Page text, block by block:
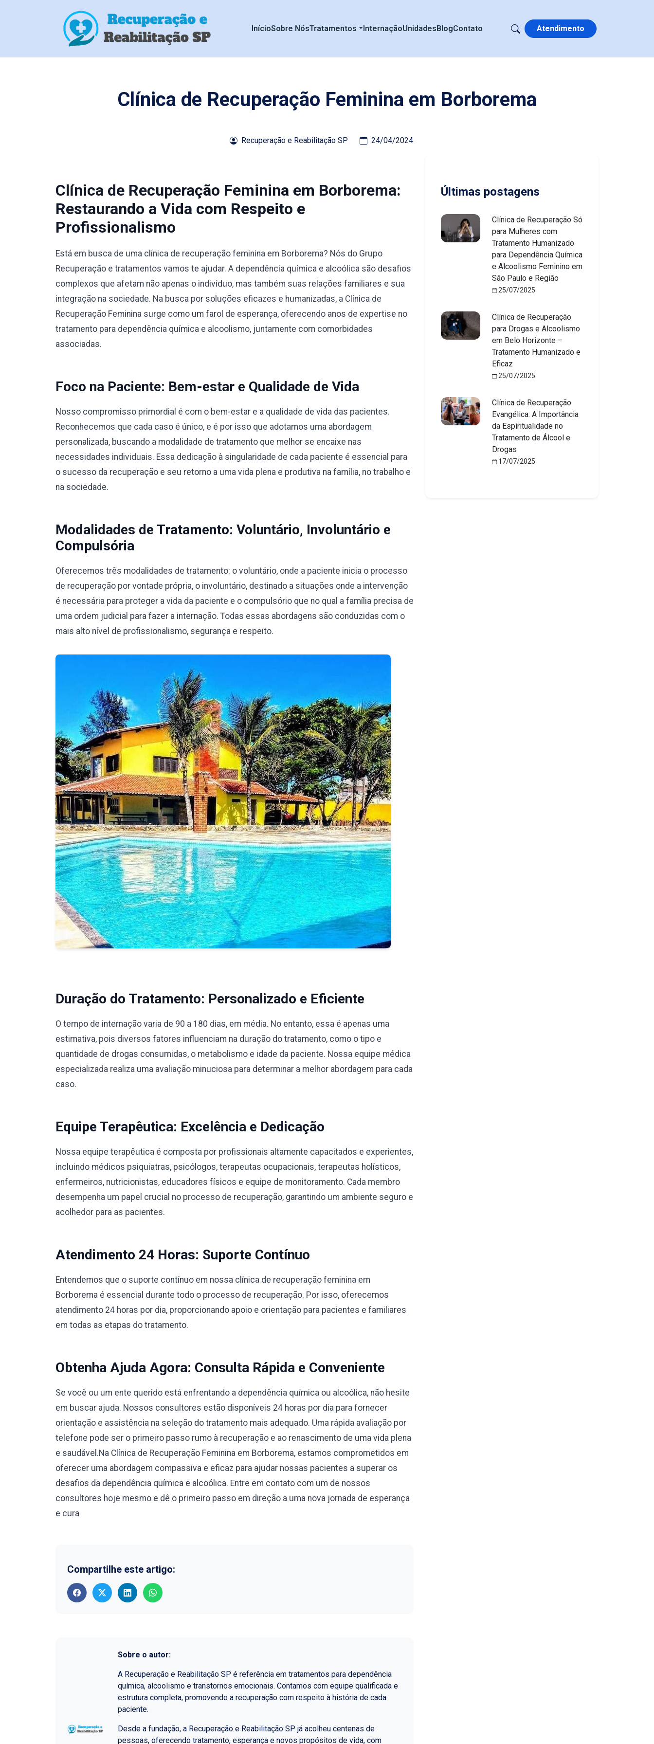
InícioSobre NósTratamentos InternaçãoUnidadesBlogContato Atendimento
Clínica de Recuperação Feminina em Borborema
Recuperação e Reabilitação SP 24/04/2024
Clínica de Recuperação Feminina em Borborema:
Restaurando a Vida com Respeito e
Profissionalismo
Está em busca de uma clínica de recuperação feminina em Borborema? Nós do Grupo
Recuperação e tratamentos vamos te ajudar. A dependência química e alcoólica são desafios
complexos que afetam não apenas o indivíduo, mas também suas relações familiares e sua
integração na sociedade. Na busca por soluções eficazes e humanizadas, a Clínica de
Recuperação Feminina surge como um farol de esperança, oferecendo anos de expertise no
tratamento para dependência química e alcoolismo, juntamente com comorbidades
associadas.
Foco na Paciente: Bem-estar e Qualidade de Vida
Nosso compromisso primordial é com o bem-estar e a qualidade de vida das pacientes.
Reconhecemos que cada caso é único, e é por isso que adotamos uma abordagem
personalizada, buscando a modalidade de tratamento que melhor se encaixe nas
necessidades individuais. Essa dedicação à singularidade de cada paciente é essencial para
o sucesso da recuperação e seu retorno a uma vida plena e produtiva na família, no trabalho e
na sociedade.
Modalidades de Tratamento: Voluntário, Involuntário e
Compulsória
Oferecemos três modalidades de tratamento: o voluntário, onde a paciente inicia o processo
de recuperação por vontade própria, o involuntário, destinado a situações onde a intervenção
é necessária para proteger a vida da paciente e o compulsório que no qual a família precisa de
uma ordem judicial para fazer a internação. Todas essas abordagens são conduzidas com o
mais alto nível de profissionalismo, segurança e respeito.
Duração do Tratamento: Personalizado e Eficiente
O tempo de internação varia de 90 a 180 dias, em média. No entanto, essa é apenas uma
estimativa, pois diversos fatores influenciam na duração do tratamento, como o tipo e
quantidade de drogas consumidas, o metabolismo e idade da paciente. Nossa equipe médica
especializada realiza uma avaliação minuciosa para determinar a melhor abordagem para cada
caso.
Equipe Terapêutica: Excelência e Dedicação
Nossa equipe terapêutica é composta por profissionais altamente capacitados e experientes,
incluindo médicos psiquiatras, psicólogos, terapeutas ocupacionais, terapeutas holísticos,
enfermeiros, nutricionistas, educadores físicos e equipe de monitoramento. Cada membro
desempenha um papel crucial no processo de recuperação, garantindo um ambiente seguro e
acolhedor para as pacientes.
Atendimento 24 Horas: Suporte Contínuo
Entendemos que o suporte contínuo em nossa clínica de recuperação feminina em
Borborema é essencial durante todo o processo de recuperação. Por isso, oferecemos
atendimento 24 horas por dia, proporcionando apoio e orientação para pacientes e familiares
em todas as etapas do tratamento.
Obtenha Ajuda Agora: Consulta Rápida e Conveniente
Se você ou um ente querido está enfrentando a dependência química ou alcoólica, não hesite
em buscar ajuda. Nossos consultores estão disponíveis 24 horas por dia para fornecer
orientação e assistência na seleção do tratamento mais adequado. Uma rápida avaliação por
telefone pode ser o primeiro passo rumo à recuperação e ao renascimento de uma vida plena
e saudável.Na Clínica de Recuperação Feminina em Borborema, estamos comprometidos em
oferecer uma abordagem compassiva e eficaz para ajudar nossas pacientes a superar os
desafios da dependência química e alcoólica. Entre em contato com um de nossos
consultores hoje mesmo e dê o primeiro passo em direção a uma nova jornada de esperança
e cura
Compartilhe este artigo:
Sobre o autor:
A Recuperação e Reabilitação SP é referência em tratamentos para dependência
química, alcoolismo e transtornos emocionais. Contamos com equipe qualificada e
estrutura completa, promovendo a recuperação com respeito à história de cada
paciente.
Desde a fundação, a Recuperação e Reabilitação SP já acolheu centenas de
pessoas, oferecendo tratamento, esperança e novos propósitos de vida, com
Últimas postagens
Clínica de Recuperação Só
para Mulheres com
Tratamento Humanizado
para Dependência Química
e Alcoolismo Feminino em
São Paulo e Região
25/07/2025
Clínica de Recuperação
para Drogas e Alcoolismo
em Belo Horizonte –
Tratamento Humanizado e
Eficaz
25/07/2025
Clínica de Recuperação
Evangélica: A Importância
da Espiritualidade no
Tratamento de Álcool e
Drogas
17/07/2025